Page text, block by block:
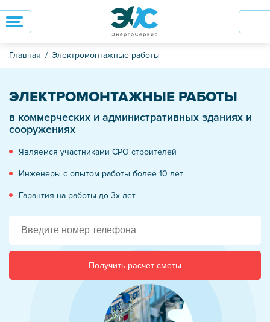
Главная Электромонтажные работы
ЭЛЕКТРОМОНТАЖНЫЕ РАБОТЫ
в коммерческих и административных зданиях и
сооружениях
Являемся участниками СРО строителей
Инженеры с опытом работы более 10 лет
Гарантия на работы до 3х лет
Получить расчет сметы